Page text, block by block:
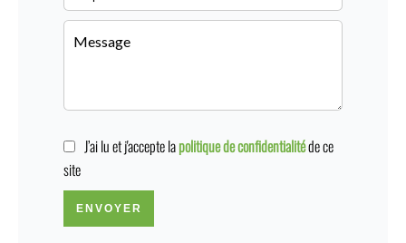
J’ai lu et j'accepte lapolitique de confidentialitéde ce
site
ENVOYER